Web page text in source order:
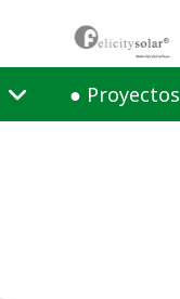
● Proyectos